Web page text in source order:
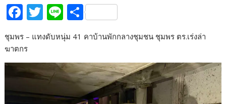
F
e
b
o
o
T
w
itt
er
Li
n
e
S
ar
e
ชุมพร – แทงดับหนุ่ม 41 คาบ้านพักกลางชุมชน ชุมพร ตร.เร่งล่า
ฆาตกร